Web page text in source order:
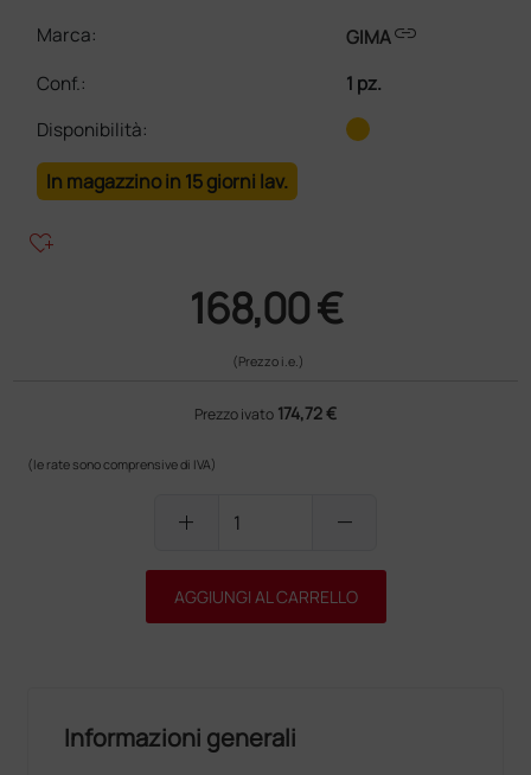
Marca:
GIMAlink
Conf.:
1 pz.
Disponibilità:
In magazzino in 15 giorni lav.
heart_plus
168,00 €
(Prezzo i.e.)
Prezzo ivato 174,72 €
(le rate sono comprensive di IVA)
add remove
AGGIUNGI AL CARRELLO
Informazioni generali